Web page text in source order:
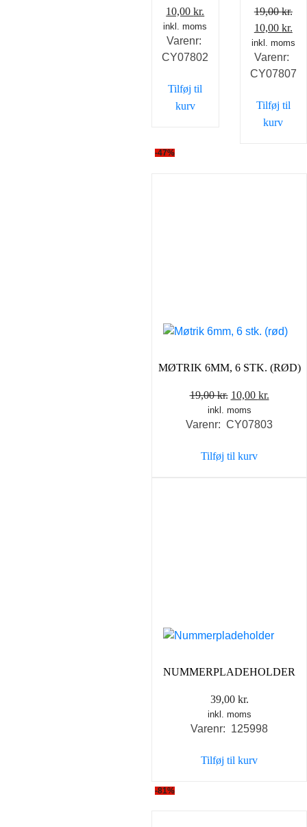
Den
oprindelige
pris
var:
10,00kr.
aktuelle
er:
inkl. moms
Varenr:
CY07802
Tilføj til
kurv
19,00kr.
Den
pris
var:
10,00 kr.
er:
inkl. moms
Varenr:
CY07807
Tilføj til
kurv
-47%
MØTRIK 6MM, 6 STK. (RØD)
19,00kr. Den
oprindelige
pris
19,00 kr..
10,00 kr.
pris
inkl. moms
Varenr: CY07803
Tilføj til kurv
NUMMERPLADEHOLDER
39,00 kr.
inkl. moms
Varenr: 125998
Tilføj til kurv
-81%